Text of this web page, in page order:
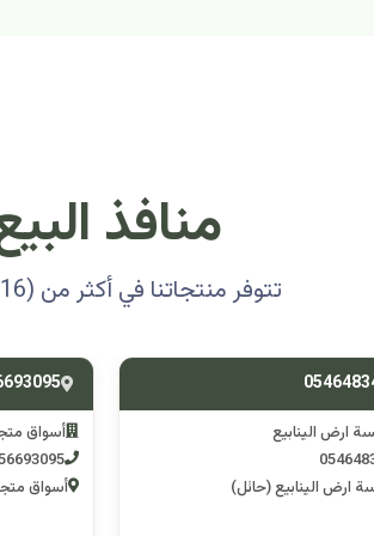
منافذ
تتوفر منتجاتنا في أكثر من (16) مدينه
متجرك الأفضل
متجرك الأفضل (حائل)
اسوق
اسوق